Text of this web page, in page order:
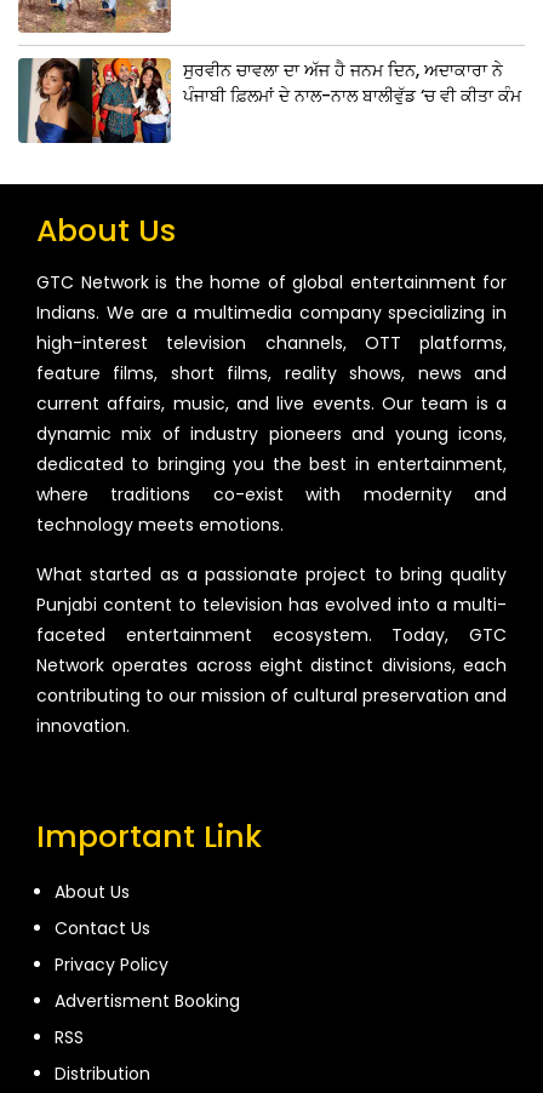
ਸੁਰਵੀਨ ਚਾਵਲਾ ਦਾ ਅੱਜ ਹੈ ਜਨਮ ਦਿਨ, ਅਦਾਕਾਰਾ ਨੇ
ਪੰਜਾਬੀ ਫ਼ਿਲਮਾਂ ਦੇ ਨਾਲ-ਨਾਲ ਬਾਲੀਵੁੱਡ ‘ਚ ਵੀ ਕੀਤਾ ਕੰਮ
About Us
GTC Network is the home of global entertainment for
Indians. We are a multimedia company specializing in
high-interest television channels, OTT platforms,
feature films, short films, reality shows, news and
current affairs, music, and live events. Our team is a
dynamic mix of industry pioneers and young icons,
dedicated to bringing you the best in entertainment,
where traditions co-exist with modernity and
technology meets emotions.
What started as a passionate project to bring quality
Punjabi content to television has evolved into a multi-
faceted entertainment ecosystem. Today, GTC
Network operates across eight distinct divisions, each
contributing to our mission of cultural preservation and
innovation.
Important Link
About Us
Contact Us
Privacy Policy
Advertisment Booking
RSS
Distribution